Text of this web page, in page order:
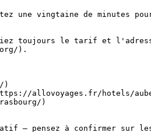
une vingtaine de minutes
toujours le tarif et
).
)
allovoyages.fr/hotels/
)
— pensez à confirmer sur